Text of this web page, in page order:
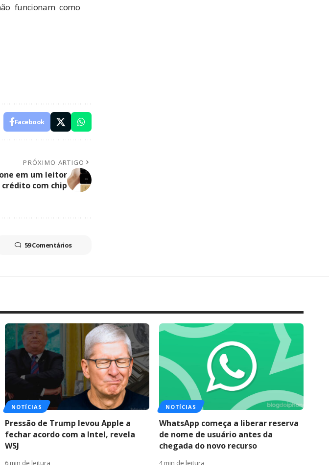
funcionam como
Facebook
PRÓXIMO ARTIGO
em um leitor
com chip
59 Comentários
NOTÍCIAS
Pressão de Trump levou Apple a
fechar acordo com a Intel, revela
WSJ
6 min de leitura
NOTÍCIAS
WhatsApp começa a liberar reserva
de nome de usuário antes da
chegada do novo recurso
4 min de leitura